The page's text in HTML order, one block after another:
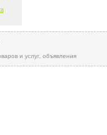
и услуг, объявления